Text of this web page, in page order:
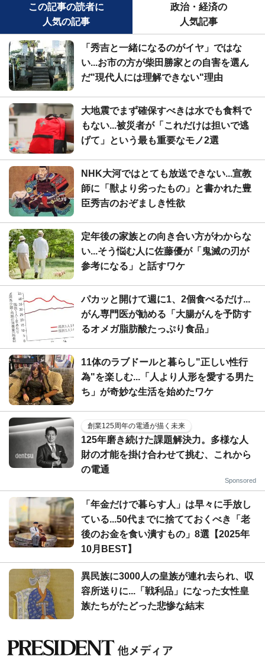
この記事の読者に
人気の記事
政治・経済の
人気記事
「秀吉と一緒になるのがイヤ」ではな
い...お市の方が柴田勝家との自害を選ん
だ"現代人には理解できない"理由
大地震でまず確保すべきは水でも食料で
もない...被災者が「これだけは担いで逃
げて」という最も重要なモノ2選
NHK大河ではとても放送できない...宣教
師に「獣より劣ったもの」と書かれた豊
臣秀吉のおぞましき性欲
定年後の家族との向き合い方がわからな
い...そう悩む人に佐藤優が「鬼滅の刃が
参考になる」と話すワケ
パカッと開けて週に1、2個食べるだけ...
がん専門医が勧める「大腸がんを予防す
るオメガ脂肪酸たっぷり食品」
11体のラブドールと暮らし"正しい性行
為"を楽しむ...「人より人形を愛する男た
ち」が奇妙な生活を始めたワケ
創業125周年の電通が描く未来
125年磨き続けた課題解決力。多様な人
財の才能を掛け合わせて挑む、これから
の電通
Sponsored
「年金だけで暮らす人」は早々に手放し
ている...50代までに捨てておくべき「老
後のお金を食い潰すもの」8選【2025年
10月BEST】
異民族に3000人の皇族が連れ去られ、収
容所送りに...「戦利品」になった女性皇
族たちがたどった悲惨な結末